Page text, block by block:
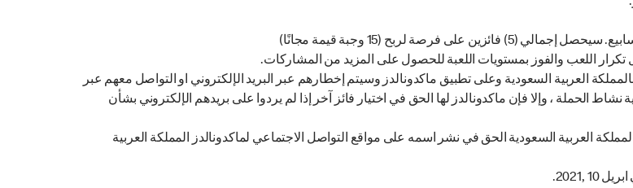
اللعب والفوز بمستويات اللعبة للحصول على المزيد من المشاركات.
العربية السعودية وعلى تطبيق ماكدونالدز وسيتم إخطارهم عبر البريد الإلكتروني او التواصل معهم عبر
قبل تمكين جائزتهم في نهاية نشاط الحملة ، وإلا فإن ماكدونالدز لها الحق في اختيار فائز آخر إذا لم يردوا على بريدهم الإلكتروني بشأن
العربية السعودية الحق في نشر اسمه على مواقع التواصل الاجتماعي لماكدونالدز المملكة العربية